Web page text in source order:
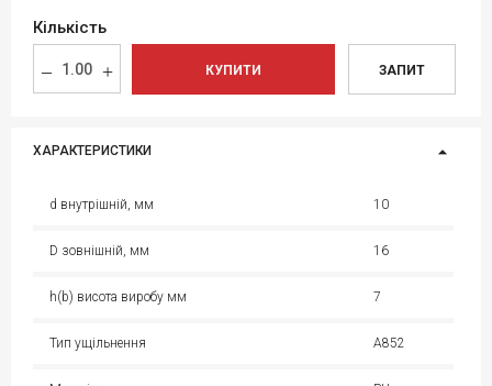
Кількість
КУПИТИ ЗАПИТ
ХАРАКТЕРИСТИКИ
d внутрішній, мм 10
D зовнішній, мм 16
h(b) висота виробу мм 7
Тип ущільнення A852